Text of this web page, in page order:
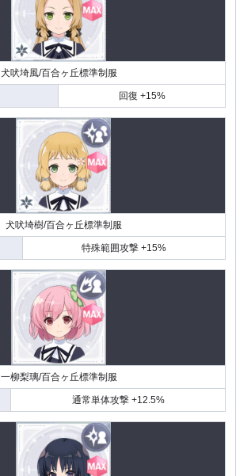
犬吠埼風/百合ヶ丘標準制服
回復 +15%
犬吠埼樹/百合ヶ丘標準制服
特殊範囲攻撃 +15%
一柳梨璃/百合ヶ丘標準制服
通常単体攻撃 +12.5%